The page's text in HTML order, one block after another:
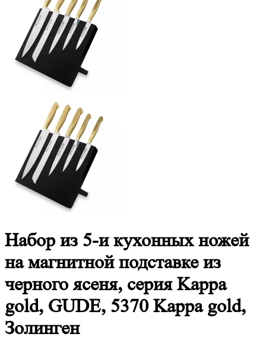
Набор из 5-и кухонных ножей
на магнитной подставке из
черного ясеня, серия Kappa
gold, GUDE, 5370 Kappa gold,
Золинген